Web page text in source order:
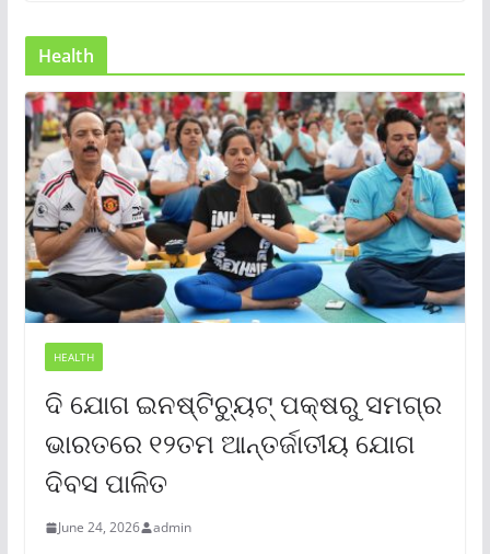
Health
HEALTH
ଦି ଯୋଗ ଇନଷ୍ଟିଚ୍ୟୁଟ୍ ପକ୍ଷରୁ ସମଗ୍ର
ଭାରତରେ ୧୨ତମ ଆନ୍ତର୍ଜାତୀୟ ଯୋଗ
ଦିବସ ପାଳିତ
June 24, 2026 admin